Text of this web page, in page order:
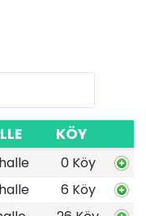
KÖY
0 Köy
6 Köy